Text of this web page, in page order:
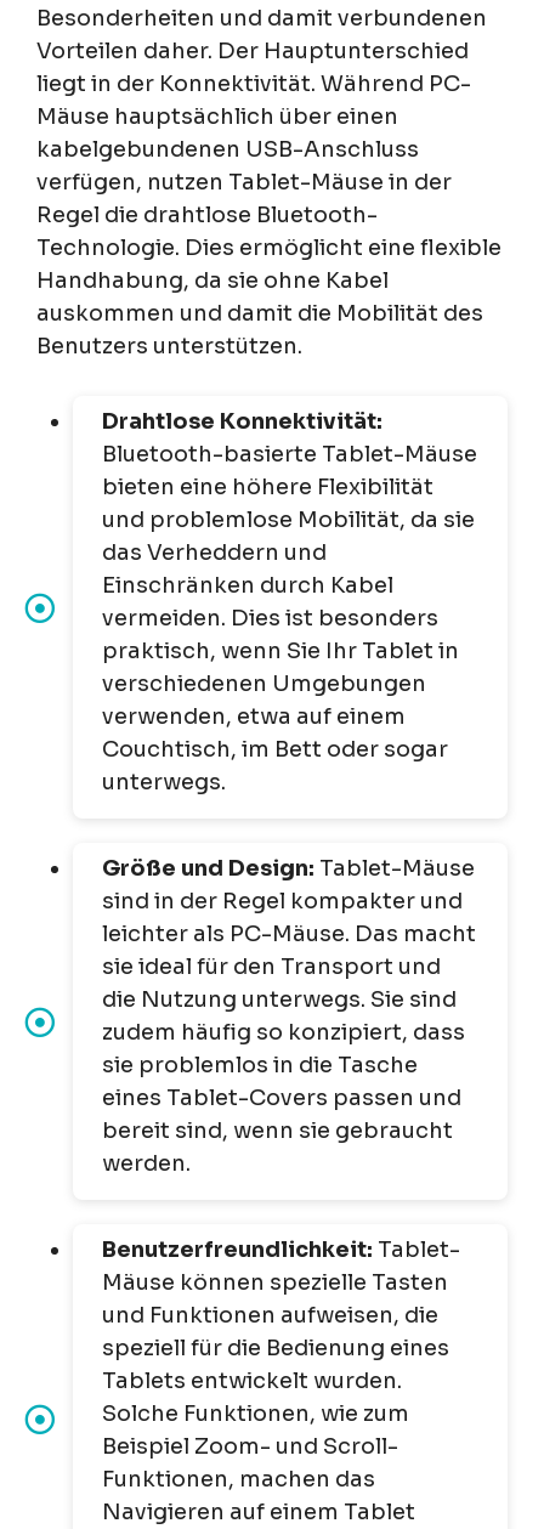
Besonderheiten und damit verbundenen
Vorteilen daher. Der Hauptunterschied
liegt in der Konnektivität. Während PC-
Mäuse hauptsächlich über einen
kabelgebundenen USB-Anschluss
verfügen, nutzen Tablet-Mäuse in der
Regel die drahtlose Bluetooth-
Technologie. Dies ermöglicht eine flexible
Handhabung, da sie ohne Kabel
auskommen und damit die Mobilität des
Benutzers unterstützen.
Drahtlose Konnektivität:
Bluetooth-basierte Tablet-Mäuse
bieten eine höhere Flexibilität
und problemlose Mobilität, da sie
das Verheddern und
Einschränken durch Kabel
vermeiden. Dies ist besonders
praktisch, wenn Sie Ihr Tablet in
verschiedenen Umgebungen
verwenden, etwa auf einem
Couchtisch, im Bett oder sogar
unterwegs.
Größe und Design: Tablet-Mäuse
sind in der Regel kompakter und
leichter als PC-Mäuse. Das macht
sie ideal für den Transport und
die Nutzung unterwegs. Sie sind
zudem häufig so konzipiert, dass
sie problemlos in die Tasche
eines Tablet-Covers passen und
bereit sind, wenn sie gebraucht
werden.
Benutzerfreundlichkeit: Tablet-
Mäuse können spezielle Tasten
und Funktionen aufweisen, die
speziell für die Bedienung eines
Tablets entwickelt wurden.
Solche Funktionen, wie zum
Beispiel Zoom- und Scroll-
Funktionen, machen das
Navigieren auf einem Tablet